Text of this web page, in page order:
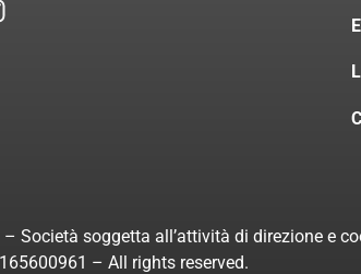
Società soggetta all’attività di direzione e
– All rights reserved.